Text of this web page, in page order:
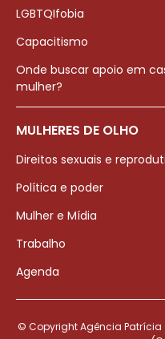
LGBTQIfobia
Capacitismo
Onde buscar apoio em
mulher?
MULHERES DE OLHO
Direitos sexuais e
Política e poder
Mulher e Mídia
Trabalho
Agenda
© Copyright Agência